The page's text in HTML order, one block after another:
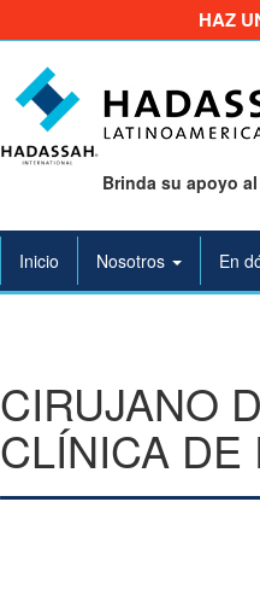
HAZ
Brinda su apoyo
Inicio Nosotros En
CIRUJANO
CLÍNICA